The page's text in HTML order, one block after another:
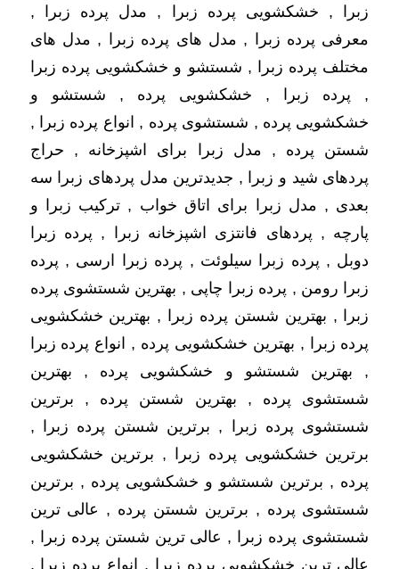
زبرا , خشکشویی پرده زبرا , مدل پرده زبرا ,
معرفی پرده زبرا , مدل های پرده زبرا , مدل های
مختلف پرده زبرا , شستشو و خشکشویی پرده زبرا
, پرده زبرا , خشکشویی پرده , شستشو و
خشکشویی پرده , شستشوی پرده , انواع پرده زبرا ,
شستن پرده , ‫مدل زبرا برای اشپزخانه‬‎ , حراج
پردهای شید و زبرا , جدیدترین مدل پردهای زبرا سه
بعدی , مدل زبرا برای اتاق خواب , ترکیب زبرا و
پارچه , ‫پردهای فانتزی اشپزخانه زبرا‬‎ , پرده زبرا
دوبل , پرده زبرا سیلوئت , پرده زبرا ارسی , پرده
زبرا رومن , پرده زبرا چاپی , بهترین شستشوی پرده
زبرا , بهترین شستن پرده زبرا , بهترین خشکشویی
پرده زبرا , بهترین خشکشویی پرده , انواع پرده زبرا
, بهترین شستشو و خشکشویی پرده , بهترین
شستشوی پرده , بهترین شستن پرده , برترین
شستشوی پرده زبرا , برترین شستن پرده زبرا ,
برترین خشکشویی پرده زبرا , برترین خشکشویی
پرده , برترین شستشو و خشکشویی پرده , برترین
شستشوی پرده , برترین شستن پرده , عالی ترین
شستشوی پرده زبرا , عالی ترین شستن پرده زبرا ,
عالی ترین خشکشویی پرده زبرا , انواع پرده زبرا ,